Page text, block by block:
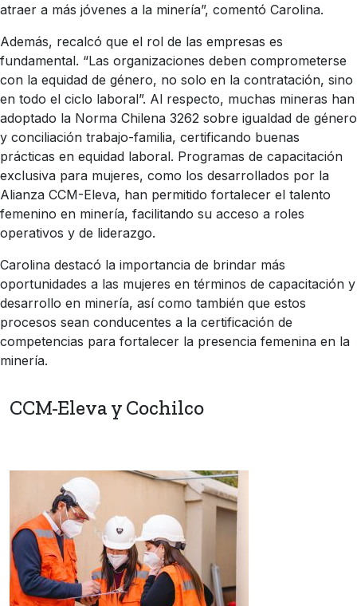
atraer a más jóvenes a la minería”, comentó Carolina.
Además, recalcó que el rol de las empresas es
fundamental. “Las organizaciones deben comprometerse
con la equidad de género, no solo en la contratación, sino
en todo el ciclo laboral”. Al respecto, muchas mineras han
adoptado la Norma Chilena 3262 sobre igualdad de género
y conciliación trabajo-familia, certificando buenas
prácticas en equidad laboral. Programas de capacitación
exclusiva para mujeres, como los desarrollados por la
Alianza CCM-Eleva, han permitido fortalecer el talento
femenino en minería, facilitando su acceso a roles
operativos y de liderazgo.
Carolina destacó la importancia de brindar más
oportunidades a las mujeres en términos de capacitación y
desarrollo en minería, así como también que estos
procesos sean conducentes a la certificación de
competencias para fortalecer la presencia femenina en la
minería.
CCM-Eleva y Cochilco